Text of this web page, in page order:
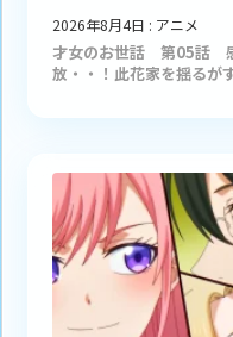
2026年8月4日 : アニメ
才女のお世話 第05話
放・・！此花家を揺るが